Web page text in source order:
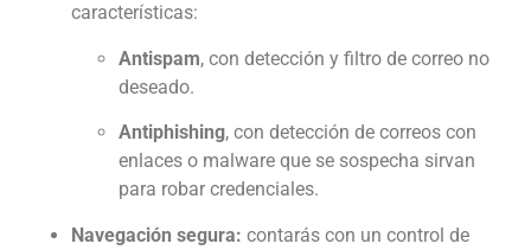
características:
Antispam, con detección y filtro de correo no
deseado.
Antiphishing, con detección de correos con
enlaces o malware que se sospecha sirvan
para robar credenciales.
Navegación segura: contarás con un control de